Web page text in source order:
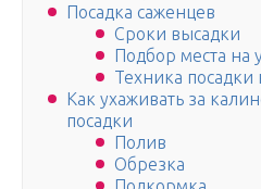
Посадка саженцев
Сроки высадки
Подбор места на
Техника
Как ухаживать за
посадки
Полив
Обрезка